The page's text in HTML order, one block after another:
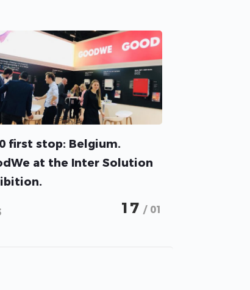
first stop: Belgium.
at the Inter Solution
17 / 01